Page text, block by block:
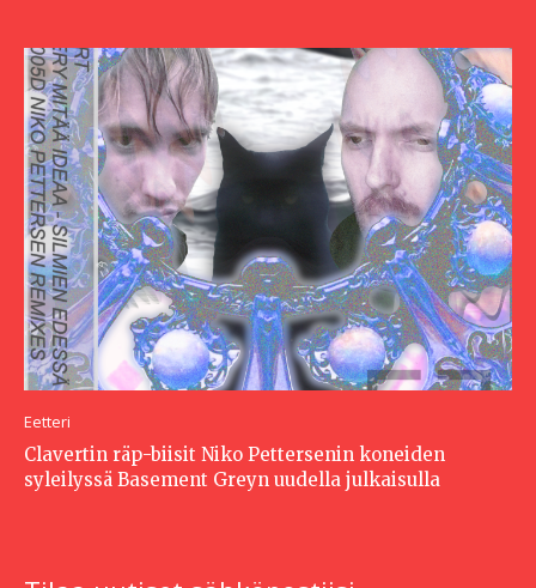
Eetteri
Clavertin räp-biisit Niko Pettersenin koneiden
syleilyssä Basement Greyn uudella julkaisulla